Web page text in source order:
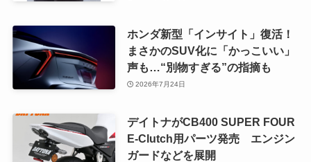
ホンダ新型「インサイト」復活！
まさかのSUV化に「かっこいい」
声も…“別物すぎる”の指摘も
2026年7月24日
デイトナがCB400 SUPER FOUR
E-Clutch用パーツ発売 エンジン
ガードなどを展開